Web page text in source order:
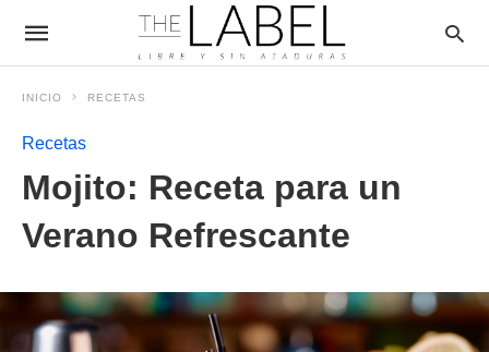
INICIO RECETAS
Recetas
Mojito: Receta para un
Verano Refrescante